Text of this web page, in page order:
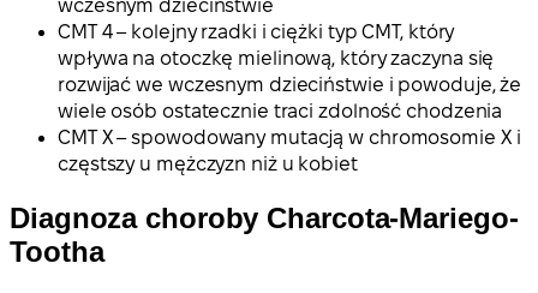
wczesnym dzieciństwie
CMT 4 – kolejny rzadki i ciężki typ CMT, który
wpływa na otoczkę mielinową, który zaczyna się
rozwijać we wczesnym dzieciństwie i powoduje, że
wiele osób ostatecznie traci zdolność chodzenia
CMT X – spowodowany mutacją w chromosomie X i
częstszy u mężczyzn niż u kobiet
Diagnoza choroby Charcota-Mariego-
Tootha